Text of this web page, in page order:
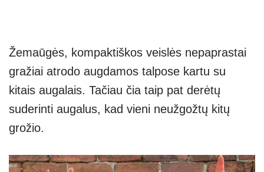
Žemaūgės, kompaktiškos veislės nepaprastai
gražiai atrodo augdamos talpose kartu su
kitais augalais. Tačiau čia taip pat derėtų
suderinti augalus, kad vieni neužgožtų kitų
grožio.